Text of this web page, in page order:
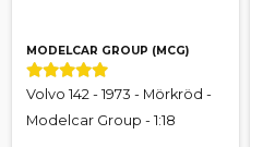
MODELCAR GROUP (MCG)
Volvo 142 - 1973 - Mörkröd -
Modelcar Group - 1:18